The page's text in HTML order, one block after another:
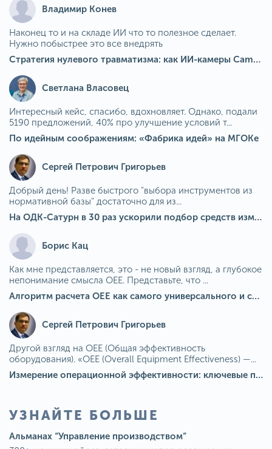
Владимир Конев
Наконец то и на складе ИИ что то полезное сделает.
Нужно побыстрее это все внедрять
Стратегия нулевого травматизма: как ИИ-камеры Camkord снижают риск наезда на пешехода при работе на погрузчике
Светлана Власовец
Интересный кейс, спасибо, вдохновляет. Однако, подали
5190 предложений, 40% про улучшение условий т...
По идейным соображениям: «Фабрика идей» на МГОКе
Сергей Петрович Григорьев
Добрый день! Разве быстрого "выбора инструментов из
нормативной базы" достаточно для из...
На ОДК-Сатурн в 30 раз ускорили подбор средств измерения для контроля качества продукции
Борис Кац
Как мне представляется, это - не новый взгляд, а глубокое
непонимание смысла OEE. Представьте, что ...
Алгоритм расчета ОЕЕ как самого универсального и современного показателя эффективности оборудования в мире
Сергей Петрович Григорьев
Другой взгляд на OEE (Общая эффективность
оборудования). «OEE (Overall Equipment Effectiveness) —...
Измерение операционной эффективности: ключевые показатели для непрерывного совершенствования
УЗНАЙТЕ БОЛЬШЕ
Альманах “Управление производством”